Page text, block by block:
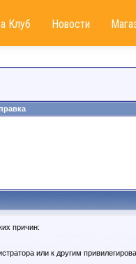
Клуб Новости
причин:
или к другим